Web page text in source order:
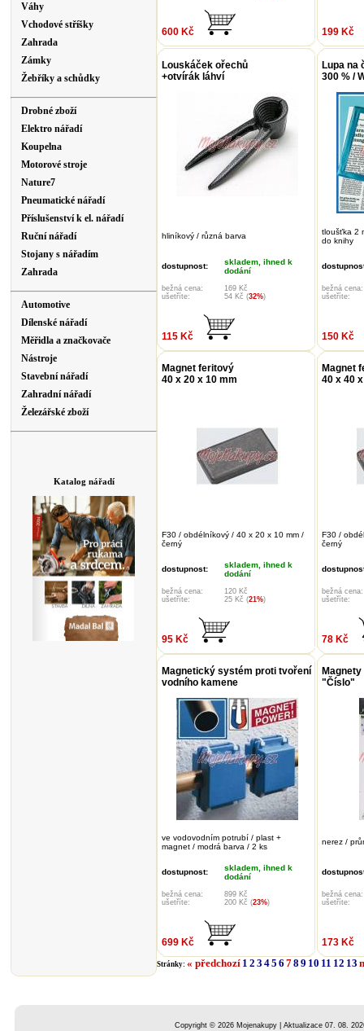
Váhy
Vchodové stříšky
Zahrada
Zámky
Žebříky a schůdky
Drobné zboží
Elektro nářadí
Koupelna
Motorové stroje
Nature7
Pneumatické nářadí
Příslušenství k el. nářadí
Ruční nářadí
Stojany s nářadím
Zahrada
Automotive
Dílenské nářadí
Měřidla a značkovače
Nástroje
Stavební nářadí
Zahradní nářadí
Železářské zboží
Katalog nářadí
600 Kč 199 Kč
Louskáček ořechů
+otvírák láhví
hliníkový / různá barva
dostupnost:
skladem, ihned k
dodání
bežná cena:
169 Kč
ušetříte:
54 Kč (32%)
115 Kč
Lupa na
300 % /
tloušťka 2
do knihy
bežná cena:
ušetříte:
150 Kč
Magnet feritový
40 x 20 x 10 mm
F30 / obdélníkový / 40 x 20 x 10 mm /
černý
dostupnost:
skladem, ihned k
dodání
bežná cena:
120 Kč
ušetříte:
25 Kč (21%)
95 Kč
Magnet
40 x 40
F30 /
černý
bežná cena:
ušetříte:
78 Kč
Magnetický systém proti tvoření
vodního kamene
ve vodovodním potrubí / plast +
magnet / modrá barva / 2 ks
dostupnost:
skladem, ihned k
dodání
bežná cena:
899 Kč
ušetříte:
200 Kč (23%)
699 Kč
"Číslo"
nerez /
bežná cena:
ušetříte:
173 Kč
Stránky: « předchozí 1 2 3 45 6 78 9 10 11 12 13
Copyright © 2026 Mojenakupy | Aktualizace 07. 08.